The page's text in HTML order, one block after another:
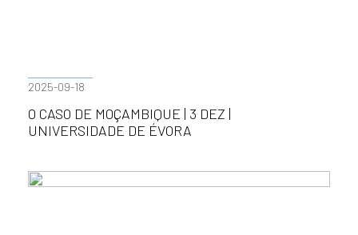
2025-09-18
O CASO DE MOÇAMBIQUE | 3 DEZ |
UNIVERSIDADE DE ÉVORA